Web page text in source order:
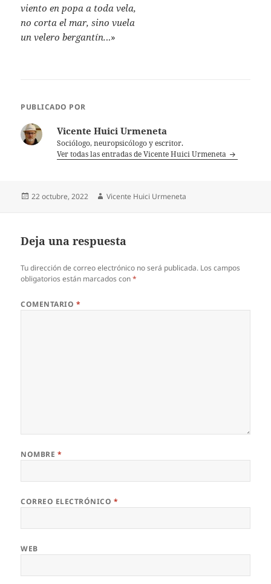
viento en popa a toda vela,
no corta el mar, sino vuela
un velero bergantín...»
PUBLICADO POR
Vicente Huici Urmeneta
Sociólogo, neuropsicólogo y escritor.
Ver todas las entradas de Vicente Huici Urmeneta
Publicado
22 octubre, 2022 Autor
Vicente Huici Urmeneta
Deja una respuesta
Tu dirección de correo electrónico no será publicada. Los campos
obligatorios están marcados con*
COMENTARIO *
NOMBRE *
CORREO ELECTRÓNICO *
WEB